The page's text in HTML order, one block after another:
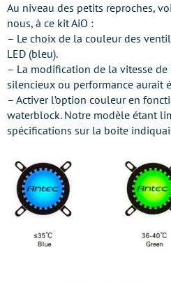
Au niveau des petits reproches,
nous, à ce kit AiO :
– Le choix de la couleur des
LED (bleu).
– La modification de la vitesse
silencieux ou performance aurait
– Activer l’option couleur en
waterblock. Notre modèle étant
spécifications sur la boite